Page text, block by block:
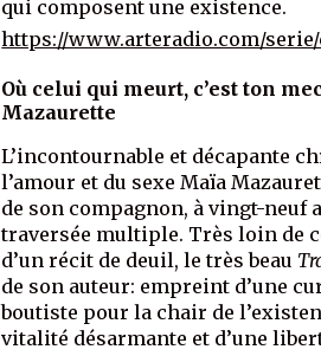
qui composent une existence.
https://www.arteradio.com/
Où celui qui meurt, c’est ton
Mazaurette
L’incontournable et décapante
l’amour et du sexe Maïa
de son compagnon, à vingt-neuf
traversée multiple. Très loin de
d’un récit de deuil, le très beau
de son auteur: empreint d’une
boutiste pour la chair de
vitalité désarmante et d’une